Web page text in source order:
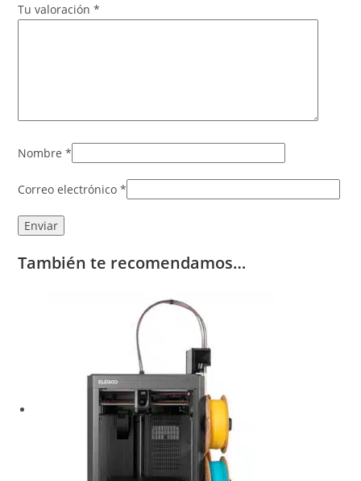
Tu valoración*
Nombre*
Correo electrónico*
También te recomendamos…